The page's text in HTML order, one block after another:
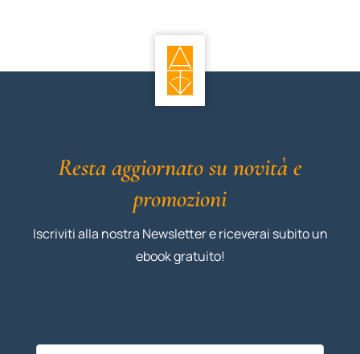
Resta aggiornato su novità e
promozioni
Iscriviti alla nostra Newsletter e riceverai subito un
ebook gratuito!